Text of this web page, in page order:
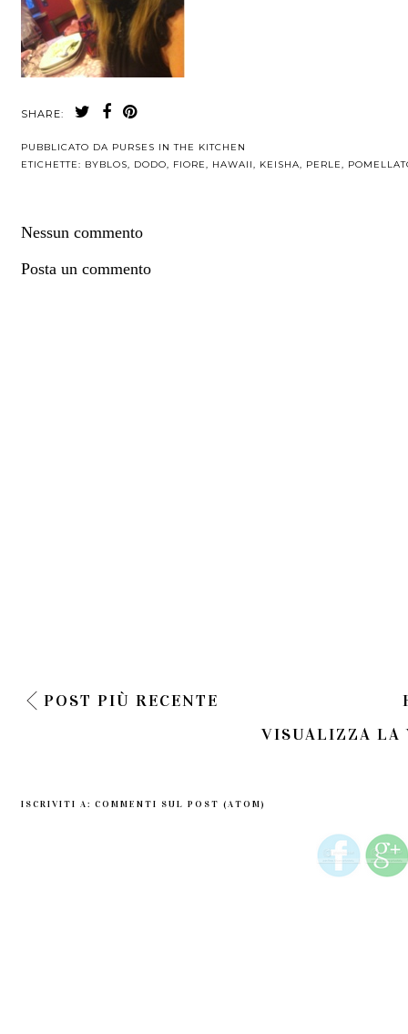
SHARE:
PUBBLICATO DA PURSES IN THE KITCHEN
ETICHETTE: BYBLOS, DODO, FIORE, HAWAII, KEISHA, PERLE,
Nessun commento
Posta un commento
POST PIÙ RECENTE
VISUALIZZA LA
ISCRIVITI A: COMMENTI SUL POST (ATOM)